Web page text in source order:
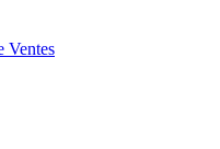
Ventes